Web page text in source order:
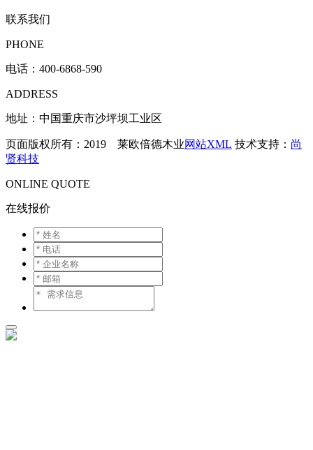
联系我们
PHONE
电话： 400-6868-590
ADDRESS
地址：中国重庆市沙坪坝工业区
页面版权所有：2019 莱欧倍德木业网站XML 技术支持： 尚
贤科技
ONLINE QUOTE
在线报价